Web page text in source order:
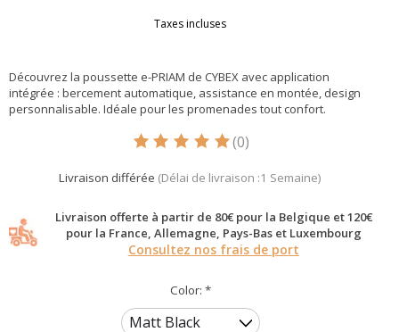
Taxes incluses
Découvrez la poussette e-PRIAM de CYBEX avec application
intégrée : bercement automatique, assistance en montée, design
personnalisable. Idéale pour les promenades tout confort.
Ce produit est évalué à
(0)
Livraison différée (Délai de livraison :1 Semaine)
Livraison offerte à partir de 80€ pour la Belgique et 120€
pour la France, Allemagne, Pays-Bas et Luxembourg
Consultez nos frais de port
Color: *